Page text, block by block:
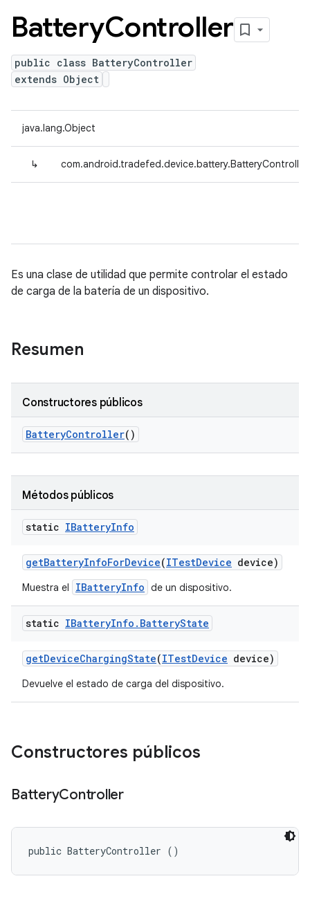
BatteryController
public class BatteryController
extends Object
java.lang.Object
↳ com.android.tradefed.device.battery.BatteryController
Es una clase de utilidad que permite controlar el estado
de carga de la batería de un dispositivo.
Resumen
Constructores públicos
BatteryController()
Métodos públicos
static IBatteryInfo
getBatteryInfoForDevice(ITestDevice device)
Muestra el IBatteryInfo de un dispositivo.
static IBatteryInfo . BatteryState
getDeviceChargingState(ITestDevice device)
Devuelve el estado de carga del dispositivo.
Constructores públicos
BatteryController
public BatteryController ()